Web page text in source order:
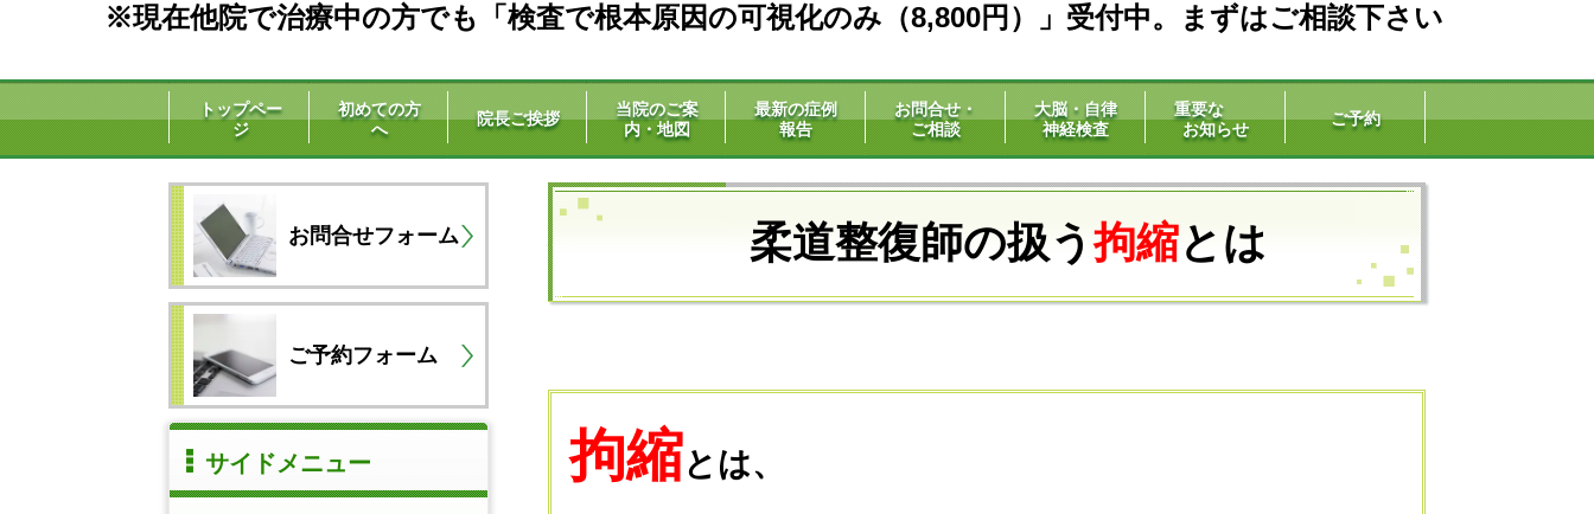
※現在他院で治療中の方でも「検査で根本原因の可視化のみ（8,800円）」受付中。まずはご相談下さい
トップペー
ジ
初めての方
へ
院長ご挨拶
当院のご案
内・地図
最新の症例
報告
お問合せ・
ご相談
大脳・自律
神経検査
重要な
お知らせ
ご予約
柔道整復師の扱う拘縮とは
拘縮とは、
お問合せフォーム
ご予約フォーム
サイドメニュー